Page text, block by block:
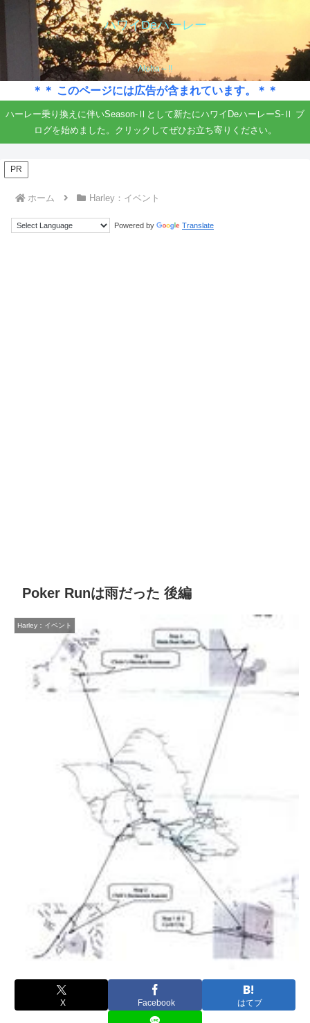
ハワイDeハーレー
Aloha～!!
＊＊ このページには広告が含まれています。＊＊
ハーレー乗り換えに伴いSeason-Ⅱとして新たにハワイDeハーレーS-Ⅱ ブ
ログを始めました。クリックしてぜひお立ち寄りください。
PR
ホーム Harley：イベント
Powered by Translate
Poker Runは雨だった 後編
Harley：イベント
X Facebook はてブ